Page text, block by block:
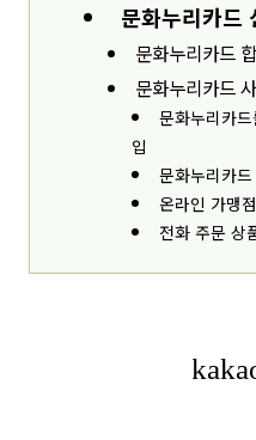
문화누리카드
문화누리카드
문화누리카드
문화누리카
입
문화누리카
온라인 가맹
전화 주문 상